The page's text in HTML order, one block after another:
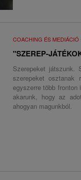
COACHING ÉS
"SZEREP-
Szerepeket játszunk.
szerepeket
egyszerre több
akarunk, hogy az
ahogyan magunkból.